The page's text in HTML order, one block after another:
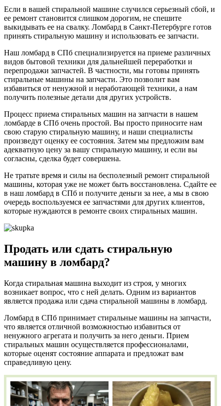
Если в вашей стиральной машине случился серьезный сбой, и
ее ремонт становится слишком дорогим, не спешите
выкидывать ее на свалку. Ломбард в Санкт-Петербурге готов
принять стиральную машину и использовать ее запчасти.
Наш ломбард в СПб специализируется на приеме различных
видов бытовой техники для дальнейшей переработки и
перепродажи запчастей. В частности, мы готовы принять
стиральные машины на запчасти. Это позволит вам
избавиться от ненужной и неработающей техники, а нам
получить полезные детали для других устройств.
Процесс приема стиральных машин на запчасти в нашем
ломбарде в СПб очень простой. Вы просто приносите нам
свою старую стиральную машину, и наши специалисты
произведут оценку ее состояния. Затем мы предложим вам
адекватную цену за вашу стиральную машину, и если вы
согласны, сделка будет совершена.
Не тратьте время и силы на бесполезный ремонт стиральной
машины, которая уже не может быть восстановлена. Сдайте ее
в наш ломбард в СПб и получите деньги за нее, а мы в свою
очередь воспользуемся ее запчастями для других клиентов,
которые нуждаются в ремонте своих стиральных машин.
Продать или сдать стиральную
машину в ломбард?
Когда стиральная машина выходит из строя, у многих
возникает вопрос, что с ней делать. Одним из вариантов
является продажа или сдача стиральной машины в ломбард.
Ломбард в СПб принимает стиральные машины на запчасти,
что является отличной возможностью избавиться от
ненужного агрегата и получить за него деньги. Прием
стиральных машин осуществляется профессионалами,
которые оценят состояние аппарата и предложат вам
справедливую цену.